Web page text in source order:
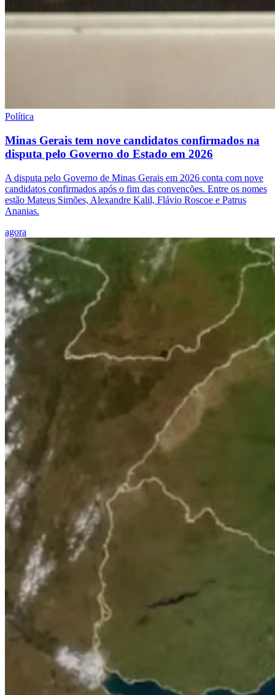
Política
Minas Gerais tem nove candidatos confirmados na
disputa pelo Governo do Estado em 2026
A disputa pelo Governo de Minas Gerais em 2026 conta com nove
candidatos confirmados após o fim das convenções. Entre os nomes
estão Mateus Simões, Alexandre Kalil, Flávio Roscoe e Patrus
Ananias.
agora